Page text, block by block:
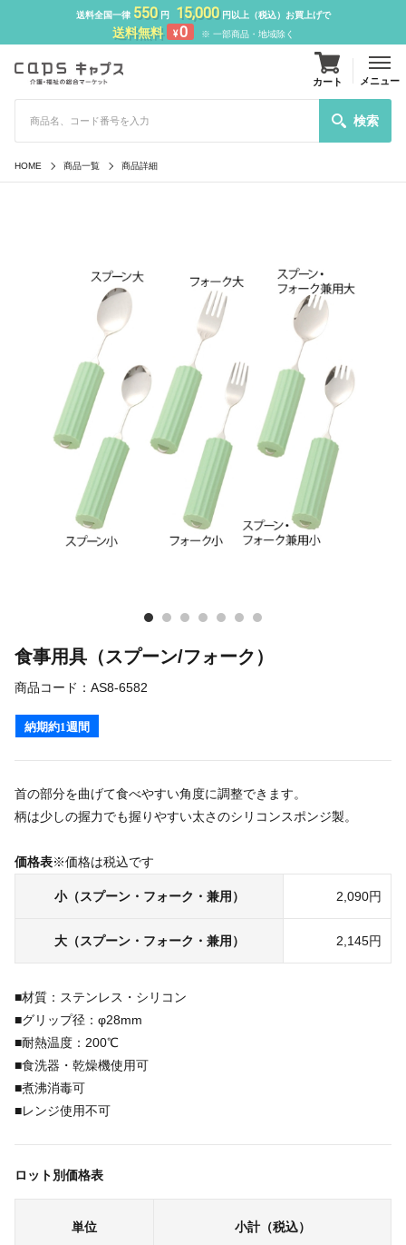
送料全国一律 550円 15,000円以上（税込）お買上げで
送料無料 ¥0 ※ 一部商品・地域除く
検索
カート メニュー
HOME 商品一覧 商品詳細
食事用具（スプーン/フォーク）
商品コード： AS8-6582
納期約1週間
首の部分を曲げて食べやすい角度に調整できます。
柄は少しの握力でも握りやすい太さのシリコンスポンジ製。
価格表※価格は税込です
小（スプーン・フォーク・兼用） 2,090円
大（スプーン・フォーク・兼用） 2,145円
■材質：ステンレス・シリコン
■グリップ径：φ28mm
■耐熱温度：200℃
■食洗器・乾燥機使用可
■煮沸消毒可
■レンジ使用不可
ロット別価格表
単位 小計（税込）